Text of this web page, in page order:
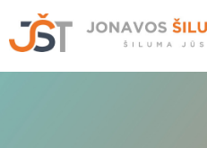
PRADINIS